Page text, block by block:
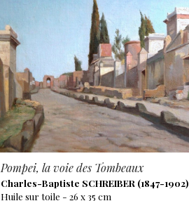
Pompei, la voie des Tombeaux
Charles-Baptiste SCHREIBER (1847-1902)
Huile sur toile - 26 x 35 cm